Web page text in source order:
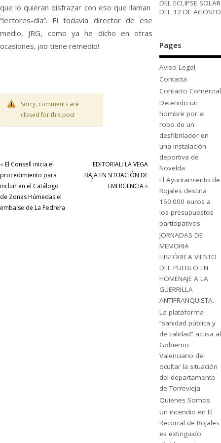
que lo quieran disfrazar con eso que llaman
“lectores-día”. El todavía director de ese
medio, JRG, como ya he dicho en otras
ocasiones, ¡no tiene remedio!
Sorry, comments are
closed for this post
« El Consell inicia el
procedimiento para
incluir en el Catálogo
de Zonas Húmedas el
embalse de La Pedrera
EDITORIAL: LA VEGA
BAJA EN SITUACIÓN DE
EMERGENCIA»
DEL ECLIPSE SOLAR
DEL 12 DE AGOSTO
Pages
Aviso Legal
Contacta
Contacto Comercial
Detenido un
hombre por el
robo de un
desfibrilador en
una instalación
deportiva de
Novelda
El Ayuntamiento de
Rojales destina
150.000 euros a
los presupuestos
participativos
JORNADAS DE
MEMORIA
HISTÓRICA VIENTO
DEL PUEBLO EN
HOMENAJE A LA
GUERRILLA
ANTIFRANQUISTA.
La plataforma
“sanidad pública y
de calidad” acusa al
Gobierno
Valenciano de
ocultar la situación
del departamento
de Torrevieja
Quienes Somos
Un incendio en El
Recorral de Rojales
es extinguido